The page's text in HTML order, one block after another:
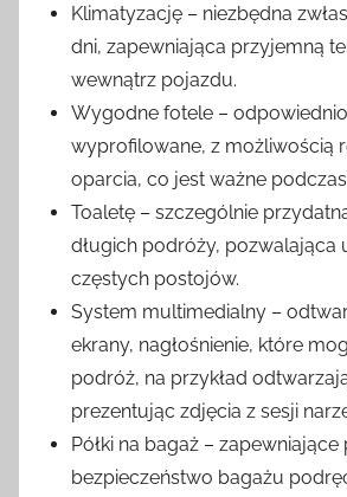
Klimatyzację – niezbędna
dni, zapewniająca przyjemną
wewnątrz pojazdu.
Wygodne fotele – odpowiednio
wyprofilowane, z możliwością
oparcia, co jest ważne
Toaletę – szczególnie
długich podróży, pozwalająca
częstych postojów.
System multimedialny –
ekrany, nagłośnienie, które
podróż, na przykład
prezentując zdjęcia z sesji
Półki na bagaż – zapewniające
bezpieczeństwo bagażu